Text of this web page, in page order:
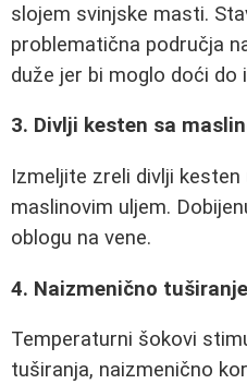
slojem svinjske masti.
problematična područja
duže jer bi moglo doći do
3. Divlji kesten sa
Izmeljite zreli divlji
maslinovim uljem.
oblogu na vene.
4. Naizmenično tuširanje
Temperaturni šokovi
tuširanja, naizmenično